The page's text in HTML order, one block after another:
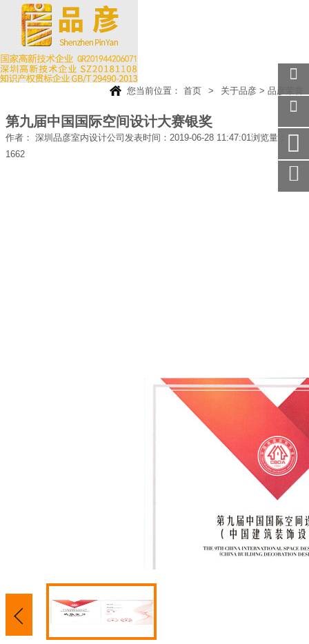
您当前位置： 首页 > 关于品彦 > 品彦荣誉
第九届中国国际空间设计大赛银奖
作者： 深圳品彦室内设计公司 发表时间：2019-06-28 11:47:01浏览量：
1662
关注
微信
在线
手机
访问